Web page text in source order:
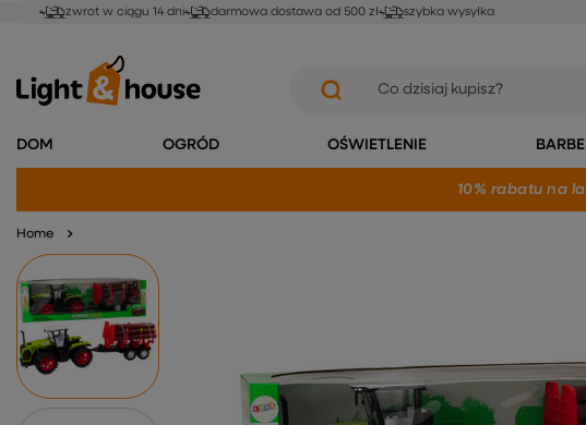
zwrot w ciągu 14 dni darmowa dostawa od 500 zł szybka wysyłka
DOM OGRÓD OŚWIETLENIE
10% rabatu na
Home